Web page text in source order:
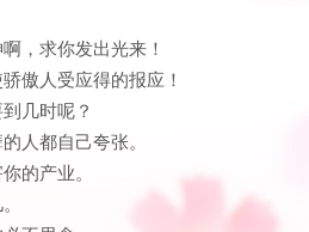
，求你发出光来！
傲人受应得的报应！
几时呢？
人都自己夸张。
的产业。